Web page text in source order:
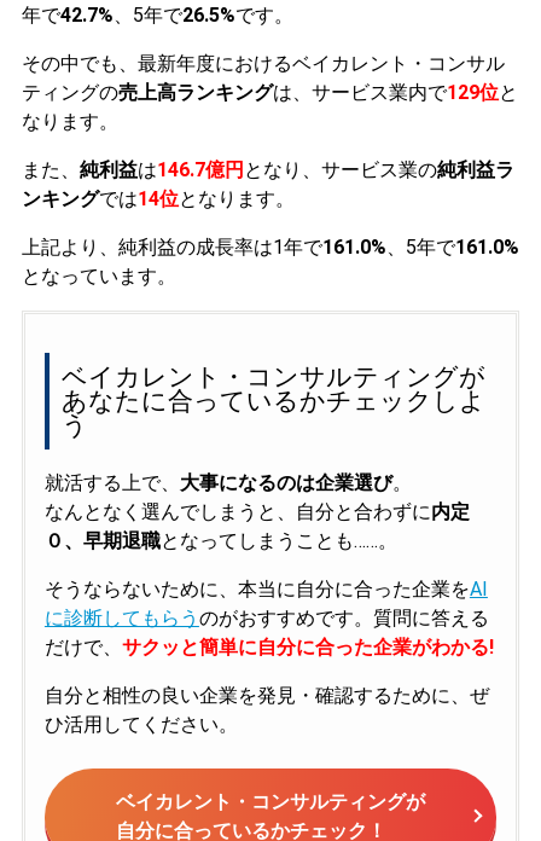
年で42.7%、5年で26.5%です。
その中でも、最新年度におけるベイカレント・コンサル
ティングの売上高ランキングは、サービス業内で129位と
なります。
また、 純利益は146.7億円 となり、サービス業の純利益ラ
ンキングでは14位となります。
上記より、純利益の成長率は1年で161.0%、5年で161.0%
となっています。
ベイカレント・コンサルティングが
あなたに合っているかチェックしよ
う
就活する上で、 大事になるのは企業選び。
なんとなく選んでしまうと、自分と合わずに内定
０、早期退職となってしまうことも……。
そうならないために、本当に自分に合った企業をAI
に診断してもらう のがおすすめです。質問に答える
だけで、 サクッと簡単に自分に合った企業がわかる!
自分と相性の良い企業を発見・確認するために、ぜ
ひ活用してください。
ベイカレント・コンサルティングが
自分に合っているかチェック！